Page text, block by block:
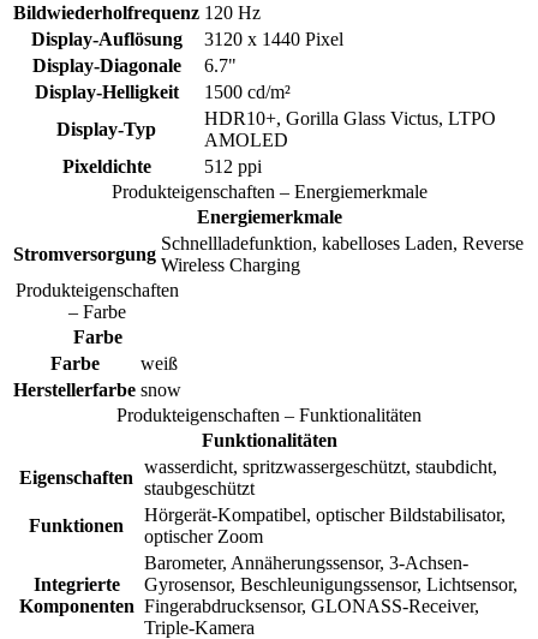
Bildwiederholfrequenz 120 Hz
Display-Auflösung
3120 x 1440 Pixel
Display-Diagonale
6.7"
Display-Helligkeit
1500 cd/m²
Display-Typ
HDR10+, Gorilla Glass Victus, LTPO
AMOLED
Pixeldichte
512 ppi
Produkteigenschaften – Energiemerkmale
Energiemerkmale
Stromversorgung
Schnellladefunktion, kabelloses Laden, Reverse
Wireless Charging
Produkteigenschaften
– Farbe
Farbe
Farbe
weiß
Herstellerfarbe snow
Produkteigenschaften – Funktionalitäten
Funktionalitäten
Eigenschaften
wasserdicht, spritzwassergeschützt, staubdicht,
staubgeschützt
Funktionen
Hörgerät-Kompatibel, optischer Bildstabilisator,
optischer Zoom
Integrierte
Komponenten
Barometer, Annäherungssensor, 3-Achsen-
Gyrosensor, Beschleunigungssensor, Lichtsensor,
Fingerabdrucksensor, GLONASS-Receiver,
Triple-Kamera